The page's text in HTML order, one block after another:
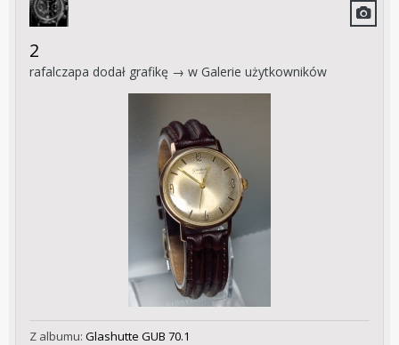
2
rafalczapa dodał grafikę → w Galerie użytkowników
Z albumu: Glashutte GUB 70.1